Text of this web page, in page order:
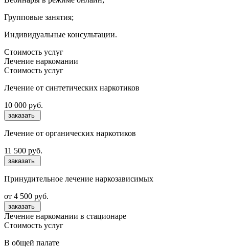
Групповые занятия;
Индивидуальные консультации.
Стоимость услуг
Лечение наркомании
Стоимость услуг
Лечение от синтетических наркотиков
10 000 руб.
заказать
Лечение от органических наркотиков
11 500 руб.
заказать
Принудительное лечение наркозависимых
от 4 500 руб.
заказать
Лечение наркомании в стационаре
Стоимость услуг
В общей палате